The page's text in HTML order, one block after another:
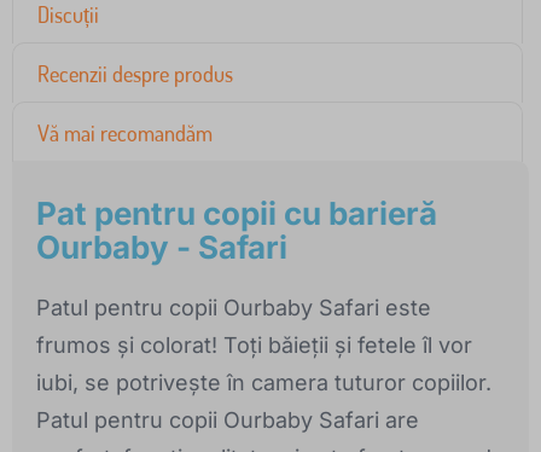
Discuții
Recenzii despre produs
Vă mai recomandăm
Pat pentru copii cu barieră
Ourbaby - Safari
Patul pentru copii Ourbaby Safari este
frumos și colorat! Toți băieții și fetele îl vor
iubi, se potrivește în camera tuturor copiilor.
Patul pentru copii Ourbaby Safari are